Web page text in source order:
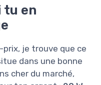
en
je trouve que ce
dans une bonne
cher du marché,